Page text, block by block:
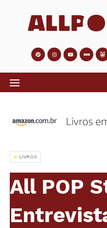
LIVROS
All POP